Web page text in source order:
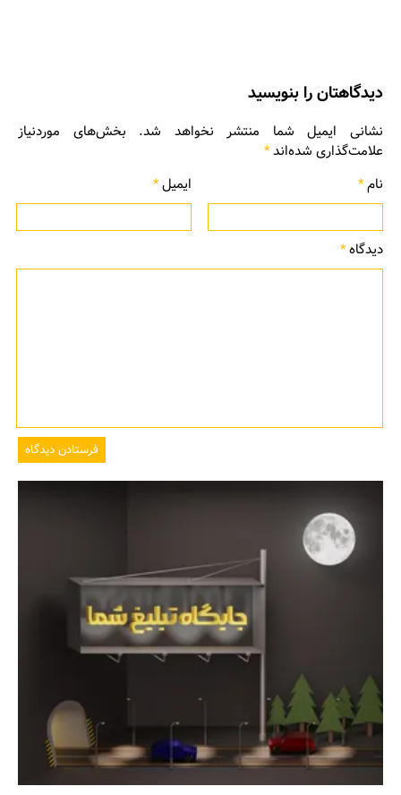
دیدگاهتان را بنویسید
نشانی ایمیل شما منتشر نخواهد شد.
بخش‌های موردنیاز
علامت‌گذاری شده‌اند*
نام* ایمیل*
دیدگاه*